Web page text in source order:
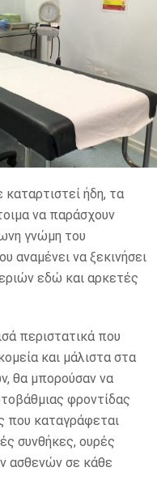
ήδη, τα
να παράσχουν
γνώμη του
αναμένει να ξεκινήσει
εδώ και αρκετές
περιστατικά που
και μάλιστα στα
θα μπορούσαν να
φροντίδας
που καταγράφεται
συνθήκες, ουρές
ασθενών σε κάθε